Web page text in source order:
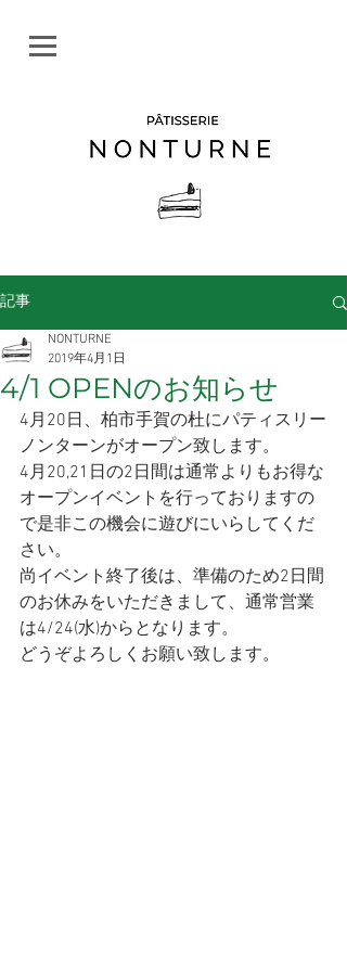
記事
4/1 OPENのお知らせ
NONTURNE
2019年4月1日
4月20日、柏市手賀の杜にパティスリー
ノンターンがオープン致します。
4月20,21日の2日間は通常よりもお得な
オープンイベントを行っておりますの
で是非この機会に遊びにいらしてくだ
さい。
尚イベント終了後は、準備のため2日間
のお休みをいただきまして、通常営業
は4/24(水)からとなります。
​どうぞよろしくお願い致します。